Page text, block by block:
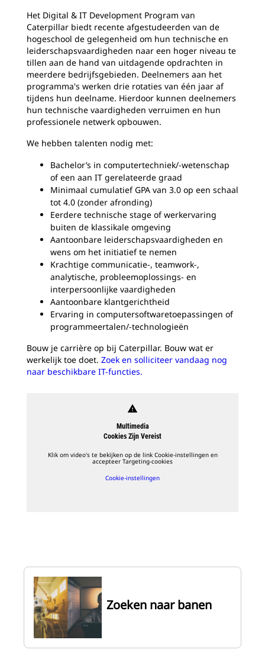
Het Digital & IT Development Program van
Caterpillar biedt recente afgestudeerden van de
hogeschool de gelegenheid om hun technische en
leiderschapsvaardigheden naar een hoger niveau te
tillen aan de hand van uitdagende opdrachten in
meerdere bedrijfsgebieden. Deelnemers aan het
programma's werken drie rotaties van één jaar af
tijdens hun deelname. Hierdoor kunnen deelnemers
hun technische vaardigheden verruimen en hun
professionele netwerk opbouwen.
We hebben talenten nodig met:
Bachelor’s in computertechniek/-wetenschap
of een aan IT gerelateerde graad
Minimaal cumulatief GPA van 3.0 op een schaal
tot 4.0 (zonder afronding)
Eerdere technische stage of werkervaring
buiten de klassikale omgeving
Aantoonbare leiderschapsvaardigheden en
wens om het initiatief te nemen
Krachtige communicatie-, teamwork-,
analytische, probleemoplossings- en
interpersoonlijke vaardigheden
Aantoonbare klantgerichtheid
Ervaring in computersoftwaretoepassingen of
programmeertalen/-technologieën
Bouw je carrière op bij Caterpillar. Bouw wat er
werkelijk toe doet. Zoek en solliciteer vandaag nog
naar beschikbare IT-functies.
warning
Multimedia
Cookies Zijn Vereist
Klik om video's te bekijken op de link Cookie-instellingen en
accepteer Targeting-cookies
Cookie-instellingen
Zoeken naar banen